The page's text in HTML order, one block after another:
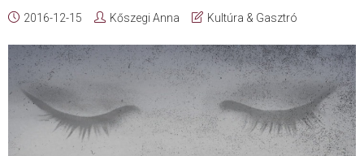
2016-12-15 Kőszegi Anna Kultúra & Gasztró